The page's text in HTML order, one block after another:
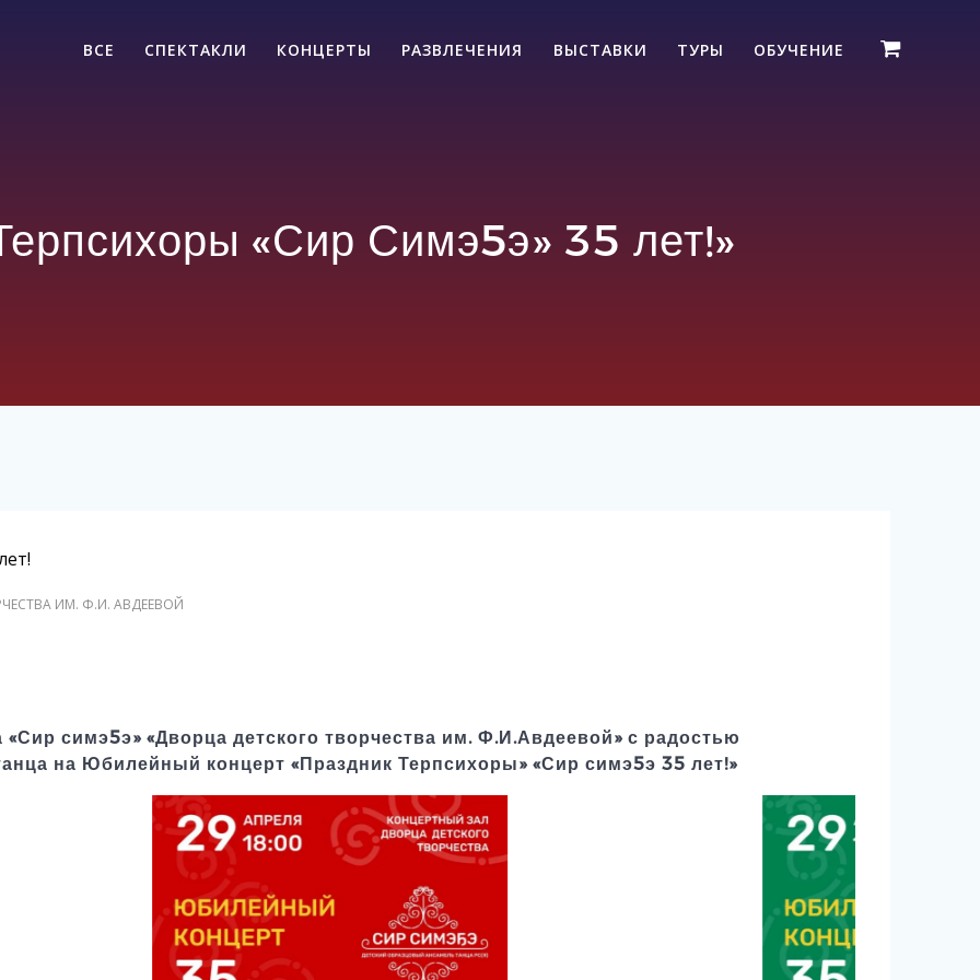
ВСЕ СПЕКТАКЛИ КОНЦЕРТЫ РАЗВЛЕЧЕНИЯ ВЫСТАВКИ ТУРЫ ОБУЧЕНИЕ
«Сир Симэ5э» 35 лет!»
ИМ. Ф.И. АВДЕЕВОЙ
симэ5э» «Дворца детского творчества им. Ф.И.Авдеевой» с радостью
на Юбилейный концерт «Праздник Терпсихоры» «Сир симэ5э 35 лет!»